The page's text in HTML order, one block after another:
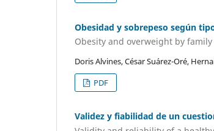
Obesidad y sobrepeso según
Obesity and overweight by
Doris Alvines, César Suárez-Oré,
PDF
Validez y fiabilidad de un